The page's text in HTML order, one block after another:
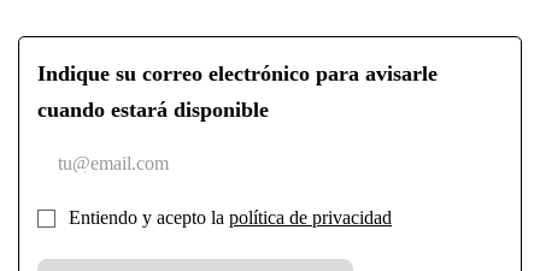
Indique su correo electrónico para avisarle
cuando estará disponible
Entiendo y acepto la política de privacidad